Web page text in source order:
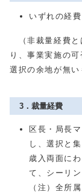
いずれの経
（非裁量経費と
り、事業実施の
選択の余地が無い
3．裁量経費
区長・局長
し、選択と
歳入両面に
て、シーリ
（注）全所